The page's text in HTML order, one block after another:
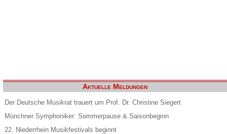
Aktuelle Meldungen
Der Deutsche Musikrat trauert um Prof. Dr. Christine Siegert
Münchner Symphoniker: Sommerpause & Saisonbeginn
22. Niederrhein Musikfestivals beginnt